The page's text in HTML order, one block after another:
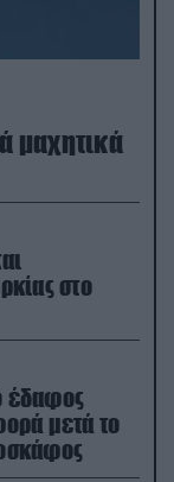
μαχητικά
στο
έδαφος
μετά το